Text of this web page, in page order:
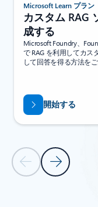
前のスライド
次のスラ
Microsoft Learn プラン
カスタム RAG
成する
Microsoft Foundry、
で RAG を利用してカ
して回答を得る方法をご
開始する